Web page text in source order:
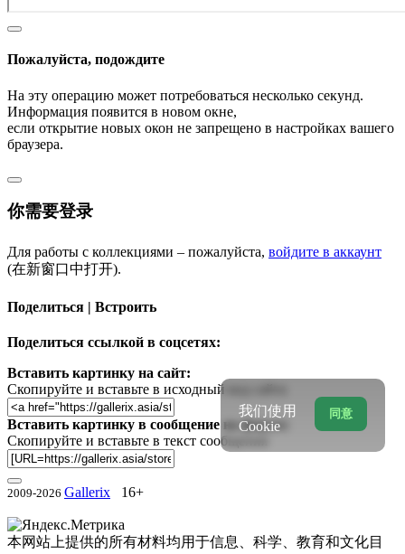
Пожалуйста, подождите
На эту операцию может потребоваться несколько секунд.
Информация появится в новом окне,
если открытие новых окон не запрещено в настройках вашего
браузера.
你需要登录
Для работы с коллекциями – пожалуйста, войдите в аккаунт
(在新窗口中打开).
Поделиться | Встроить
Поделиться ссылкой в соцсетях:
Вставить картинку на сайт:
Скопируйте и вставьте в исходный код сайта
Вставить картинку в сообщение на форум:
Скопируйте и вставьте в текст сообщения
2009-2026 Gallerix 16+
本网站上提供的所有材料均用于信息、科学、教育和文化目
同意
我们使用
Cookie